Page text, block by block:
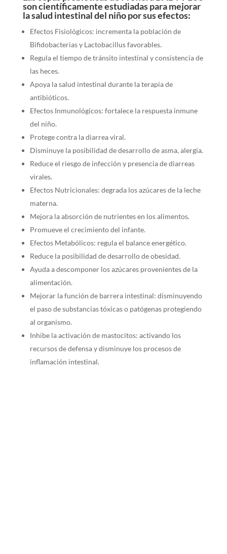
son científicamente estudiadas para mejorar
la salud intestinal del niño por sus efectos:
Efectos Fisiológicos: incrementa la población de
Bifidobacterias y Lactobacillus favorables.
Regula el tiempo de tránsito intestinal y consistencia de
las heces.
Apoya la salud intestinal durante la terapia de
antibióticos.
Efectos Inmunológicos: fortalece la respuesta inmune
del niño.
Protege contra la diarrea viral.
Disminuye la posibilidad de desarrollo de asma, alergia.
Reduce el riesgo de infección y presencia de diarreas
virales.
Efectos Nutricionales: degrada los azúcares de la leche
materna.
Mejora la absorción de nutrientes en los alimentos.
Promueve el crecimiento del infante.
Efectos Metabólicos: regula el balance energético.
Reduce la posibilidad de desarrollo de obesidad.
Ayuda a descomponer los azúcares provenientes de la
alimentación.
Mejorar la función de barrera intestinal: disminuyendo
el paso de substancias tóxicas o patógenas protegiendo
al organismo.
Inhibe la activación de mastocitos: activando los
recursos de defensa y disminuye los procesos de
inflamación intestinal.